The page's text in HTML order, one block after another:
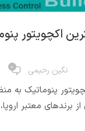
اکچویتور
نگین رحیمی 0
پنوماتیک به
برندهای معتبر